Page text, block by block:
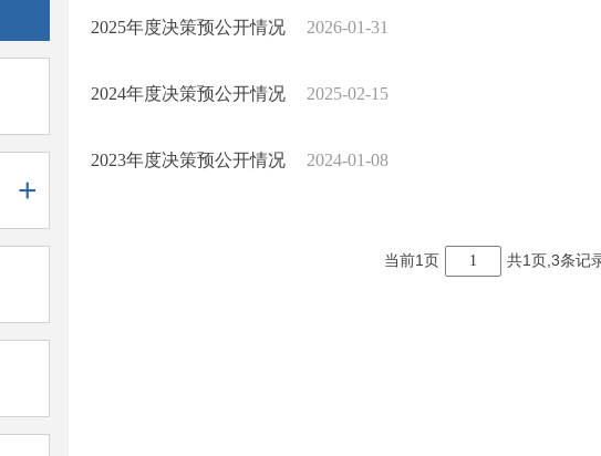
+
2025年度决策预公开情况 2026-01-31
2024年度决策预公开情况 2025-02-15
2023年度决策预公开情况 2024-01-08
当前1页 1 共1页,3条记